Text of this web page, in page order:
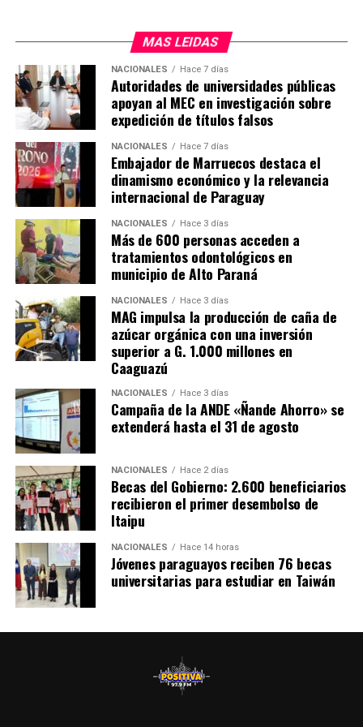
MAS LEIDAS
NACIONALES Hace 7 días
Autoridades de universidades públicas
apoyan al MEC en investigación sobre
expedición de títulos falsos
NACIONALES Hace 7 días
Embajador de Marruecos destaca el
dinamismo económico y la relevancia
internacional de Paraguay
NACIONALES Hace 3 días
Más de 600 personas acceden a
tratamientos odontológicos en
municipio de Alto Paraná
NACIONALES Hace 3 días
MAG impulsa la producción de caña de
azúcar orgánica con una inversión
superior a G. 1.000 millones en
Caaguazú
NACIONALES Hace 3 días
Campaña de la ANDE «Ñande Ahorro» se
extenderá hasta el 31 de agosto
NACIONALES Hace 2 días
Becas del Gobierno: 2.600 beneficiarios
recibieron el primer desembolso de
Itaipu
NACIONALES Hace 14 horas
Jóvenes paraguayos reciben 76 becas
universitarias para estudiar en Taiwán